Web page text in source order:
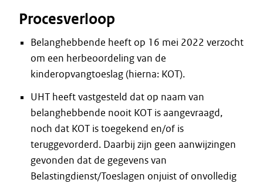
Procesverloop
Belanghebbende heeft op 16 mei 2022 verzocht
om een herbeoordeling van de
kinderopvangtoeslag (hierna: KOT).
UHT heeft vastgesteld dat op naam van
belanghebbende nooit KOT is aangevraagd,
noch dat KOT is toegekend en/of is
teruggevorderd. Daarbij zijn geen aanwijzingen
gevonden dat de gegevens van
Belastingdienst/Toeslagen onjuist of onvolledig